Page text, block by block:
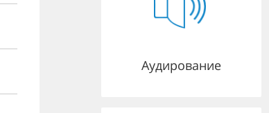
Аудирование